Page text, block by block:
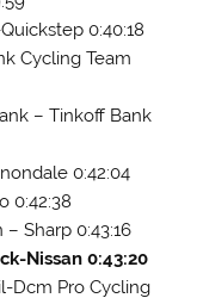
0:40:18
Cycling Team
– Tinkoff Bank
0:42:04
0:42:38
Sharp 0:43:16
Nissan 0:43:20
Dcm Pro Cycling